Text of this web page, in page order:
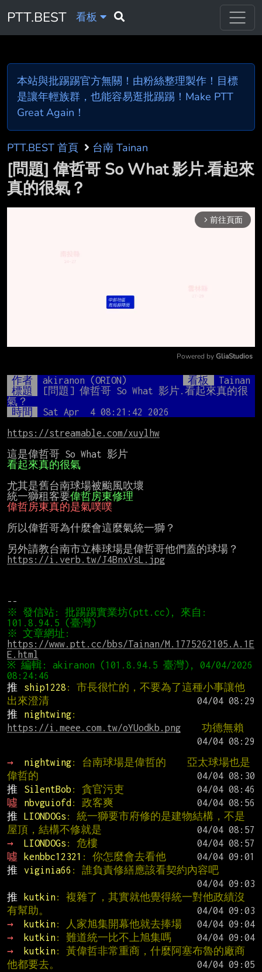
PTT.BEST 看板
本站與批踢踢官方無關！由粉絲整理製作！目標
是讓年輕族群，也能容易逛批踢踢！Make PTT
Great Again！
PTT.BEST 首頁 台南 Tainan
[問題] 偉哲哥 So What 影片.看起來
真的很氣？
arrow_forward_ios 前往頁面
Mute
Powered by GliaStudios
作者 akiranon (ORION) 看板
Tainan
標題
[問題] 偉哲哥 So What 影片.看起來真的很
氣？
時間
Sat Apr  4 08:21:42 2026
https://streamable.com/xuylhw
看起來真的很氣
尤其是舊台南球場被颱風吹壞
統一獅租客要偉哲房東修理
偉哲房東真的是氣噗噗
所以偉哲哥為什麼會這麼氣統一獅？
https://i.verb.tw/J4BnxVsL.jpg
※ 發信站: 批踢踢實業坊(ptt.cc), 來自:
https://www.ptt.cc/bbs/Tainan/M.1775262105.A.1E
E.html
※ 編輯: akiranon (101.8.94.5 臺灣), 04/04/2026
推
ship1228 : 市長很忙的，不要為了這種小事讓他
出來澄清
推
nightwing
https://i.meee.com.tw/oYUodkb.png
    功德無賴
→
nightwing: 台南球場是偉哲的    亞太球場也是
偉哲的
推
SilentBob : 貪官污吏
噓
nbvguiofd : 政客爽
推
LIONDOGs : 統一獅要市府修的是建物結構，不是
屋頂，結構不修就是
→
LIONDOGs : 危樓
噓
kenbbc12321 : 你怎麼會去看他
推
viginia66 : 誰負責修繕應該看契約內容吧
推
kutkin: 複雜了，其實就他覺得統一對他政績沒
有幫助。
→
kutkin: 人家旭集開幕他就去捧場
→
kutkin: 難道統一比不上旭集嗎
→
kutkin: 黃偉哲非常重商，什麼阿塞布魯的廠商
他都要去。